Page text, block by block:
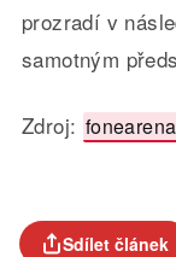
prozradí v
samotným
Zdroj:
Sdílet článek